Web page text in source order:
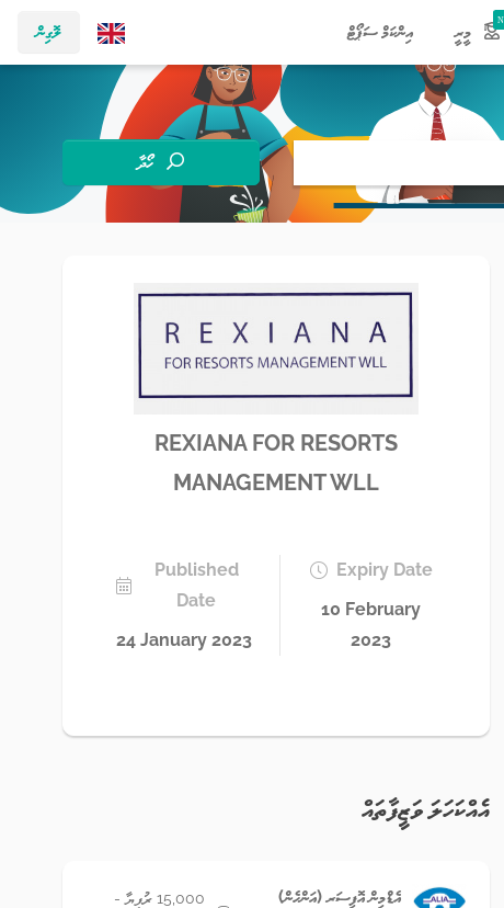
ލޮގިން މީރީ އިންކަމް ސަޕޯޓް
ހޯދާ
REXIANA FOR RESORTS
MANAGEMENT WLL
Published
Date
24 January 2023
Expiry Date
10 February
2023
އެއްކަހަލަ ވަޒީފާތައް
އެޑްމިން އޮފިސަރ (އަންހެން)
15,000 ރުފިޔާ -